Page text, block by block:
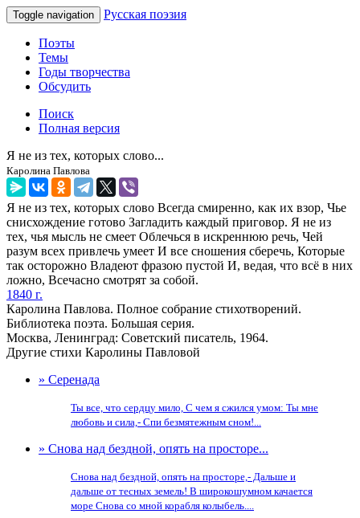
Toggle navigation Русская поэзия
Поэты
Темы
Годы творчества
Обсудить
Поиск
Полная версия
Я не из тех, которых слово...
Каролина Павлова
Я не из тех, которых слово Всегда смиренно, как их взор, Чье
снисхождение готово Загладить каждый приговор. Я не из
тех, чья мысль не смеет Облечься в искреннюю речь, Чей
разум всех привлечь умеет И все сношения сберечь, Которые
так осторожно Владеют фразою пустой И, ведая, что всё в них
ложно, Всечасно смотрят за собой.
1840 г.
Каролина Павлова. Полное собрание стихотворений.
Библиотека поэта. Большая серия.
Москва, Ленинград: Советский писатель, 1964.
Другие стихи Каролины Павловой
» Серенада
Ты все, что сердцу мило, С чем я сжился умом: Ты мне
любовь и сила,- Спи безмятежным сном!...
» Снова над бездной, опять на просторе...
Снова над бездной, опять на просторе,- Дальше и
дальше от тесных земель! В широкошумном качается
море Снова со мной корабля колыбель....